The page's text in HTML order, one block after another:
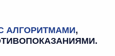
АЛГОРИТМАМИ,